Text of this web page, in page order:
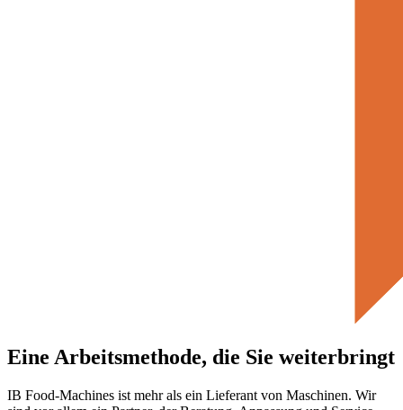
Eine Arbeitsmethode, die Sie weiterbringt
IB Food-Machines ist mehr als ein Lieferant von Maschinen. Wir